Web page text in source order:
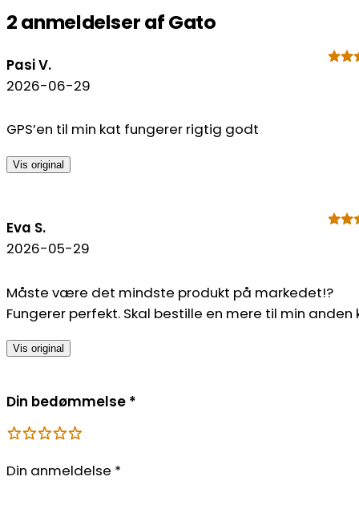
2 anmeldelser afGato
Pasi V.
2026-06-29
GPS’en til min kat fungerer rigtig godt
Vis original
Eva S.
2026-05-29
Måste være det mindste produkt på markedet!?
Fungerer perfekt. Skal bestille en mere til min anden
Vis original
Din bedømmelse *
Din anmeldelse *